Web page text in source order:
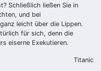
Schließlich ließen Sie in
und bei
leicht über die Lippen.
für sich, denn die
eiserne Exekutieren.
Titanic